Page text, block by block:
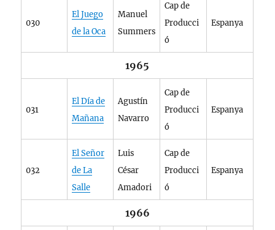
030
El Juego
de la Oca
Manuel
Summers
Cap de
Producci
ó
Espanya
1965
031
El Día de
Mañana
Agustín
Navarro
Cap de
Producci
ó
Espanya
032
El Señor
de La
Salle
Luis
César
Amadori
Cap de
Producci
ó
Espanya
1966